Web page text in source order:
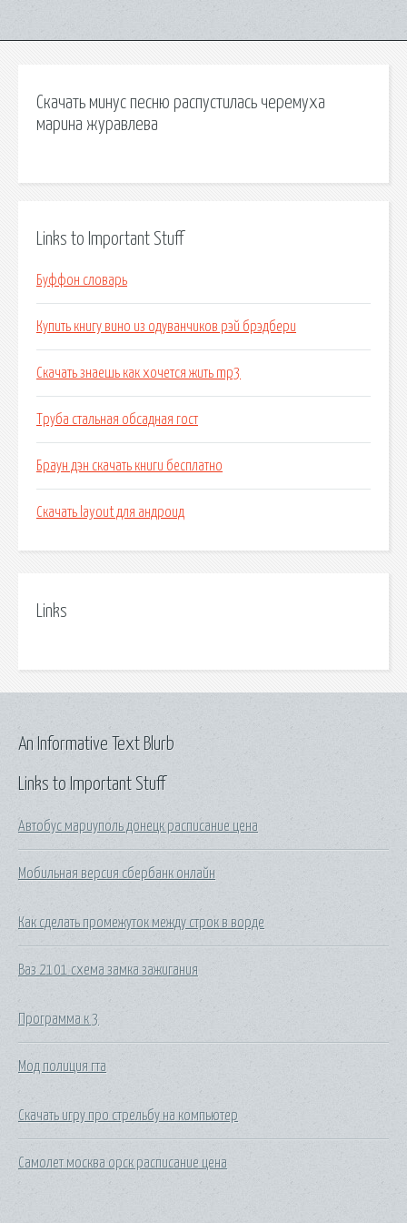
Скачать минус песню распустилась черемуха
марина журавлева
Links to Important Stuff
Буффон словарь
Купить книгу вино из одуванчиков рэй брэдбери
Скачать знаешь как хочется жить mp3
Труба стальная обсадная гост
Браун дэн скачать книги бесплатно
Скачать layout для андроид
Links
Links to Important Stuff
Автобус мариуполь донецк расписание цена
Мобильная версия сбербанк онлайн
Как сделать промежуток между строк в ворде
Ваз 2101 схема замка зажигания
Программа к 3
Мод полиция гта
Скачать игру про стрельбу на компьютер
Самолет москва орск расписание цена
An Informative Text Blurb